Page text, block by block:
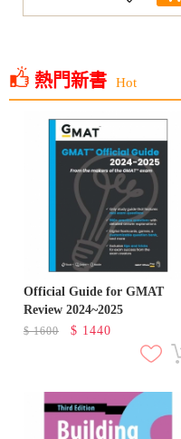
熱門新書 Hot
Official Guide for GMAT
Review 2024~2025
$1600 $ 1440